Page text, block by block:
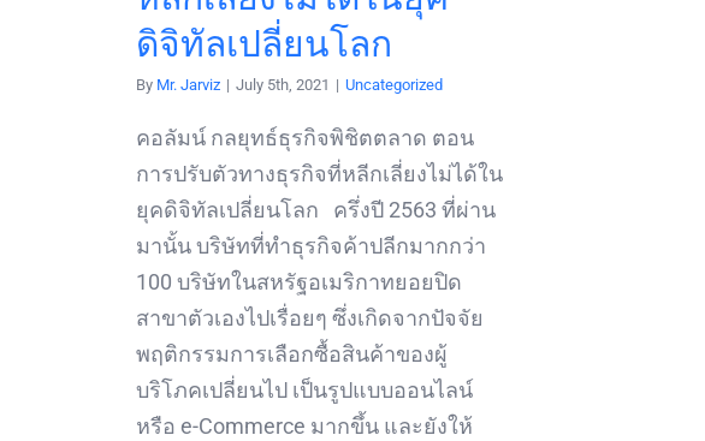
ดิจิทัลเปลี่ยนโลก
By Mr. Jarviz | July 5th, 2021 | Uncategorized
คอลัมน์ กลยุทธ์ธุรกิจพิชิตตลาด ตอน
การปรับตัวทางธุรกิจที่หลีกเลี่ยงไม่ได้ใน
ยุคดิจิทัลเปลี่ยนโลก ครึ่งปี 2563 ที่ผ่าน
มานั้น บริษัทที่ทำธุรกิจค้าปลีกมากกว่า
100 บริษัทในสหรัฐอเมริกาทยอยปิด
สาขาตัวเองไปเรื่อยๆ ซึ่งเกิดจากปัจจัย
พฤติกรรมการเลือกซื้อสินค้าของผู้
บริโภคเปลี่ยนไป เป็นรูปแบบออนไลน์
หรือ e-Commerce มากขึ้น และยังให้